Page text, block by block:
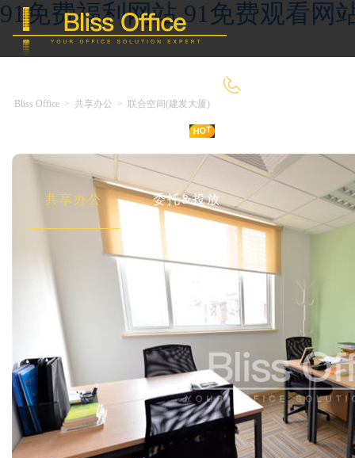
91免费福利网站,91免费观看网
共享办公 委托&投放
Bliss Office > 共享办公 > 联合空间(建发大厦)